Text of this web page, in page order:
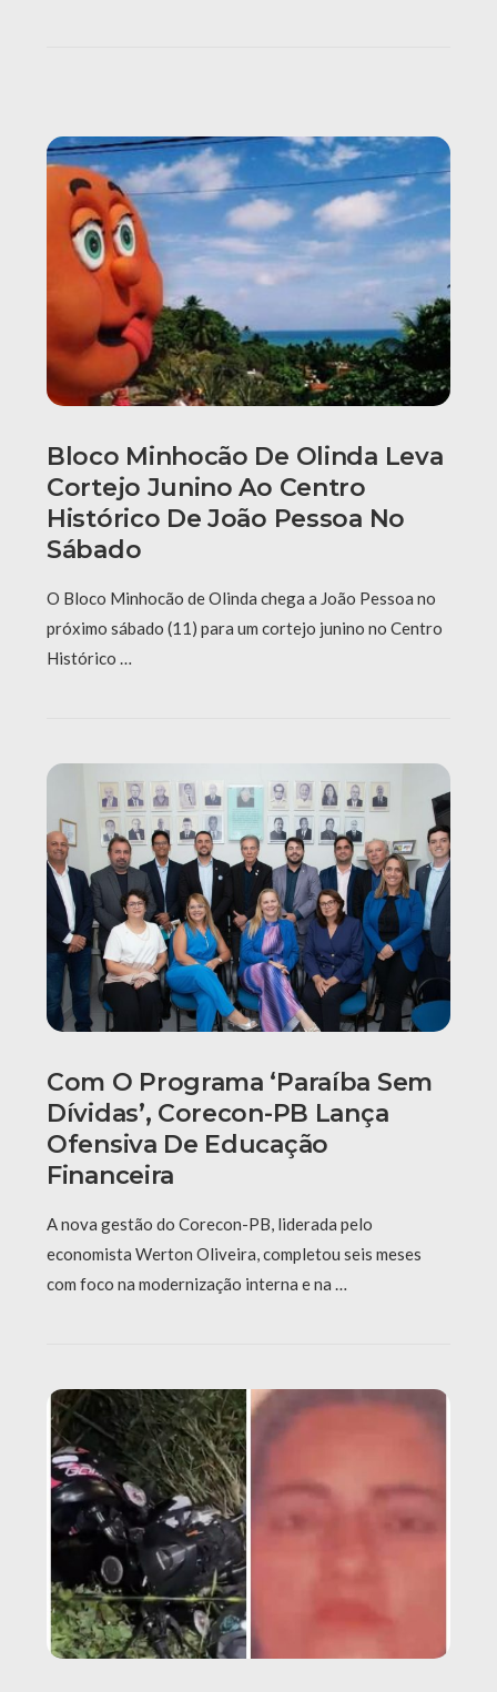
Bloco Minhocão De Olinda Leva
Cortejo Junino Ao Centro
Histórico De João Pessoa No
Sábado
O Bloco Minhocão de Olinda chega a João Pessoa no
próximo sábado (11) para um cortejo junino no Centro
Histórico …
Com O Programa ‘Paraíba Sem
Dívidas’, Corecon-PB Lança
Ofensiva De Educação
Financeira
A nova gestão do Corecon-PB, liderada pelo
economista Werton Oliveira, completou seis meses
com foco na modernização interna e na …